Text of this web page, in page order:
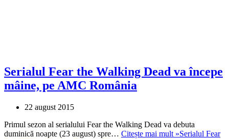
Serialul Fear the Walking Dead va începe
mâine, pe AMC România
22 august 2015
Primul sezon al serialului Fear the Walking Dead va debuta
duminică noapte (23 august) spre… Citește mai mult »Serialul Fear